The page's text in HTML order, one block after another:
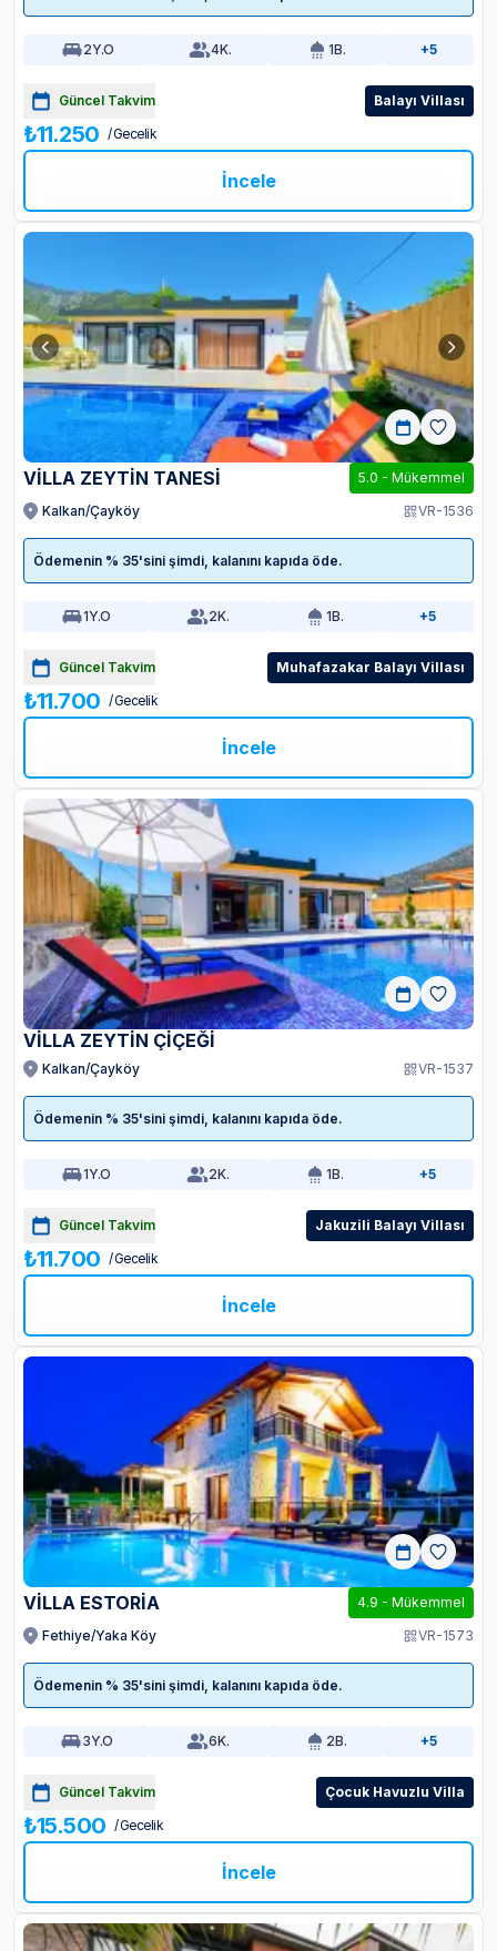
2Y.O 4K. 1B. +5
Güncel Takvim Balayı Villası
₺11.250 / Gecelik
İncele
VİLLA ZEYTİN TANESİ 5.0 - Mükemmel
Kalkan/Çayköy
VR-1536
Ödemenin % 35'sini şimdi, kalanını kapıda öde.
1Y.O 2K. 1B. +5
Güncel Takvim Muhafazakar Balayı Villası
₺11.700 / Gecelik
İncele
VİLLA ZEYTİN ÇİÇEĞİ
Kalkan/Çayköy VR-1537
Ödemenin % 35'sini şimdi, kalanını kapıda öde.
1Y.O 2K. 1B. +5
Güncel Takvim Jakuzili Balayı Villası
₺11.700 / Gecelik
İncele
VİLLA ESTORİA 4.9 - Mükemmel
Fethiye/Yaka Köy
VR-1573
Ödemenin % 35'sini şimdi, kalanını kapıda öde.
3Y.O 6K. 2B. +5
Güncel Takvim Çocuk Havuzlu Villa
₺15.500 / Gecelik
İncele